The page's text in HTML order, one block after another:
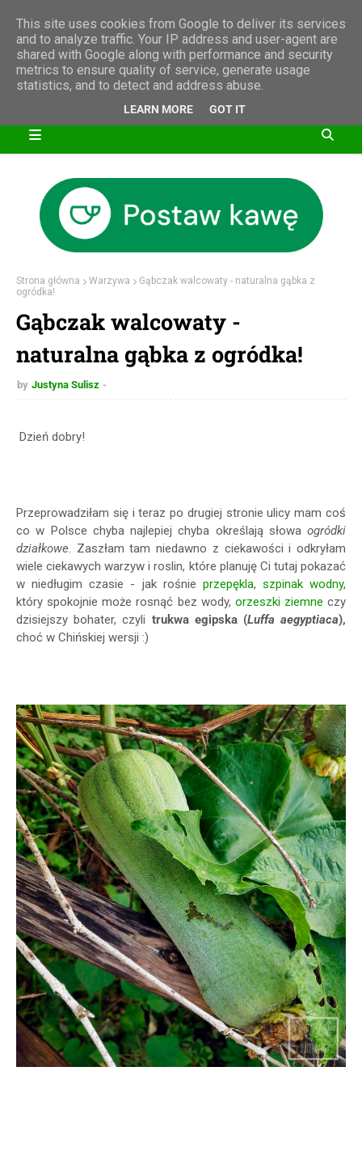
Strona główna Warzywa
Gąbczak walcowaty - naturalna gąbka z
ogródka!
Gąbczak walcowaty -
naturalna gąbka z ogródka!
by Justyna Sulisz
Dzień dobry!
Przeprowadziłam się i teraz po drugiej stronie ulicy mam coś
co w Polsce chyba najlepiej chyba określają słowa ogródki
działkowe. Zaszłam tam niedawno z ciekawości i odkryłam
wiele ciekawych warzyw i roslin, które planuję Ci tutaj pokazać
w niedługim czasie - jak rośnie przepękla, szpinak wodny,
który spokojnie może rosnąć bez wody, orzeszki ziemne czy
dzisiejszy bohater, czyli trukwa egipska (Luffa aegyptiaca),
choć w Chińskiej wersji :)
This site uses cookies from Google to deliver its services
and to analyze traffic. Your IP address and user-agent are
shared with Google along with performance and security
metrics to ensure quality of service, generate usage
statistics, and to detect and address abuse.
LEARN MORE GOT IT